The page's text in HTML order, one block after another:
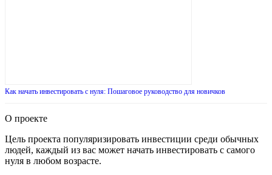
Как начать инвестировать с нуля: Пошаговое руководство для новичков
О проекте
Цель проекта популяризировать инвестиции среди обычных
людей, каждый из вас может начать инвестировать с самого
нуля в любом возрасте.